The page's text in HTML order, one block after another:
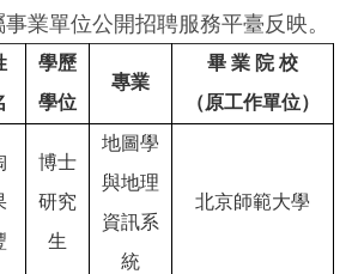
業單位公開招聘服務平臺反映。
學歷
學位
專業
畢 業 院 校
（原工作單位）
博士
研究
生
地圖學
與地理
資訊系
統
北京師範大學